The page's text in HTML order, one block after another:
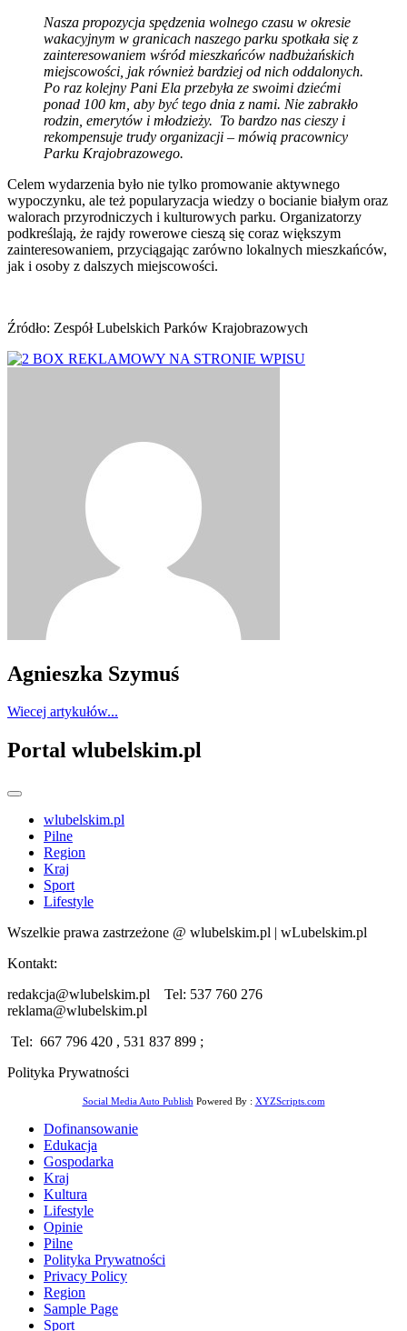
Nasza propozycja spędzenia wolnego czasu w okresie
wakacyjnym w granicach naszego parku spotkała się z
zainteresowaniem wśród mieszkańców nadbużańskich
miejscowości, jak również bardziej od nich oddalonych.
Po raz kolejny Pani Ela przebyła ze swoimi dziećmi
ponad 100 km, aby być tego dnia z nami. Nie zabrakło
rodzin, emerytów i młodzieży. To bardzo nas cieszy i
rekompensuje trudy organizacji – mówią pracownicy
Parku Krajobrazowego.
Celem wydarzenia było nie tylko promowanie aktywnego
wypoczynku, ale też popularyzacja wiedzy o bocianie białym oraz
walorach przyrodniczych i kulturowych parku. Organizatorzy
podkreślają, że rajdy rowerowe cieszą się coraz większym
zainteresowaniem, przyciągając zarówno lokalnych mieszkańców,
jak i osoby z dalszych miejscowości.
Źródło: Zespół Lubelskich Parków Krajobrazowych
Agnieszka Szymuś
Wiecej artykułów...
Portal wlubelskim.pl
wlubelskim.pl
Pilne
Region
Kraj
Sport
Lifestyle
Wszelkie prawa zastrzeżone @ wlubelskim.pl | wLubelskim.pl
Kontakt:
redakcja@wlubelskim.pl Tel: 537 760 276
reklama@wlubelskim.pl
Tel: 667 796 420 , 531 837 899 ;
Polityka Prywatności
Social Media Auto Publish Powered By : XYZScripts.com
Dofinansowanie
Edukacja
Gospodarka
Kraj
Kultura
Lifestyle
Opinie
Pilne
Polityka Prywatności
Privacy Policy
Region
Sample Page
Sport